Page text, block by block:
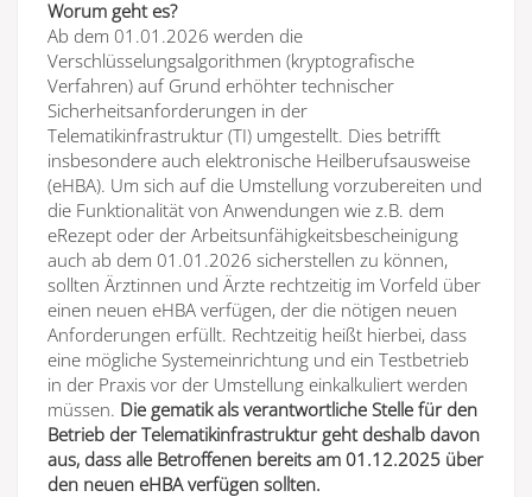
Worum geht es?
Ab dem 01.01.2026 werden die
Verschlüsselungsalgorithmen (kryptografische
Verfahren) auf Grund erhöhter technischer
Sicherheitsanforderungen in der
Telematikinfrastruktur (TI) umgestellt. Dies betrifft
insbesondere auch elektronische Heilberufsausweise
(eHBA). Um sich auf die Umstellung vorzubereiten und
die Funktionalität von Anwendungen wie z.B. dem
eRezept oder der Arbeitsunfähigkeitsbescheinigung
auch ab dem 01.01.2026 sicherstellen zu können,
sollten Ärztinnen und Ärzte rechtzeitig im Vorfeld über
einen neuen eHBA verfügen, der die nötigen neuen
Anforderungen erfüllt. Rechtzeitig heißt hierbei, dass
eine mögliche Systemeinrichtung und ein Testbetrieb
in der Praxis vor der Umstellung einkalkuliert werden
müssen. Die gematik als verantwortliche Stelle für den
Betrieb der Telematikinfrastruktur geht deshalb davon
aus, dass alle Betroffenen bereits am 01.12.2025 über
den neuen eHBA verfügen sollten.